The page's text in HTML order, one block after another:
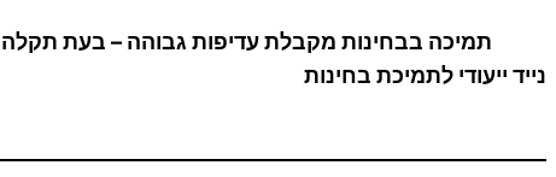
תמיכה בבחינות מקבלת עדיפות גבוהה – בעת תקלה
נייד ייעודי לתמיכת בחינות